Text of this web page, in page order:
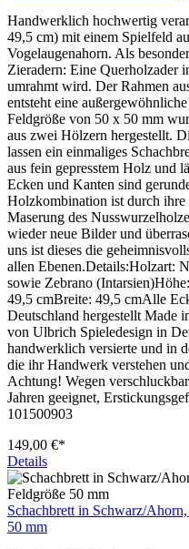
Handwerklich hochwertig
49,5 cm) mit einem Spielfeld
Vogelaugenahorn. Als
Zieradern: Eine Querholzader
umrahmt wird. Der Rahmen
entsteht eine
Feldgröße von 50 x 50 mm
aus zwei Hölzern hergestellt.
lassen ein einmaliges
aus fein gepresstem Holz und
Ecken und Kanten sind
Holzkombination ist durch
Maserung des
wieder neue Bilder und
uns ist dieses die
allen Ebenen.Details:Holzart:
sowie Zebrano
49,5 cmBreite: 49,5 cmAlle
Deutschland hergestellt Made
von Ulbrich Spieledesign in
handwerklich versierte und in
die ihr Handwerk verstehen
Achtung! Wegen
Jahren geeignet,
101500903
149,00 €*
Details
Schachbrett in Schwarz/
50 mm